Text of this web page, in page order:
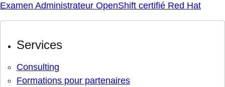
Examen Administrateur OpenShift certifié Red Hat
Services
Consulting
Formations pour partenaires